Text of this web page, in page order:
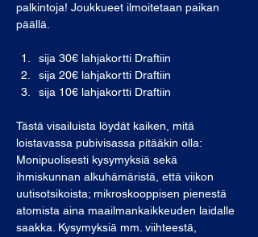
palkintoja! Joukkueet ilmoitetaan paikan
päällä.
sija 30€ lahjakortti Draftiin
sija 20€ lahjakortti Draftiin
sija 10€ lahjakortti Draftiin
Tästä visailuista löydät kaiken, mitä
loistavassa pubivisassa pitääkin olla:
Monipuolisesti kysymyksiä sekä
ihmiskunnan alkuhämäristä, että viikon
uutisotsikoista; mikroskooppisen pienestä
atomista aina maailmankaikkeuden laidalle
saakka. Kysymyksiä mm. viihteestä,